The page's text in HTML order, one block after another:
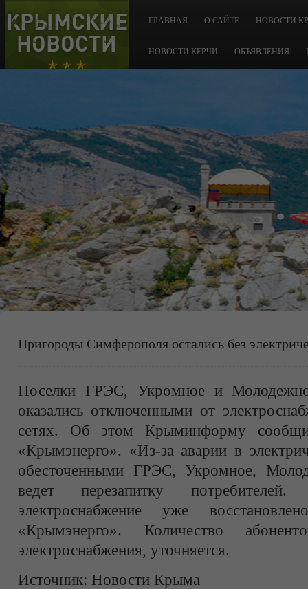
КРЫМСКИЕ
НОВОСТИ
ГЛАВНАЯ О САЙТЕ НОВОСТИ
НОВОСТИ КЕРЧИ ОБЪЯВЛЕНИЯ
Пригороды Симферополя остались без
Поселки ГРЭС, Укромное и
оказались отключенными от
сетях. Об этом Крыминформу
«Крымэнерго». «Из-за аварии в
обесточенными ГРЭС, Укромное,
ведет перезапитку
электроснабжение уже
«Крымэнерго». Количество
электроснабжения, уточняется.
Источник: Новости Крыма